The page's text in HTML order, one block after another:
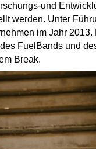
und
werden. Unter
im Jahr 2013.
FuelBands und
Break.